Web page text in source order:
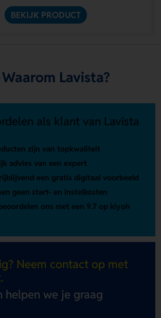
BEKIJK PRODUCT
Waarom Lavista?
als klant van Lavista
zijn van topkwaliteit
advies van een expert
een gratis digitaal voorbeeld
geen start- en instelkosten
ons met een 9.7 op kiyoh
Neem contact op met
helpen we je graag